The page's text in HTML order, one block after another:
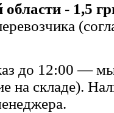
области - 1,5
до 12:00 —
на складе).